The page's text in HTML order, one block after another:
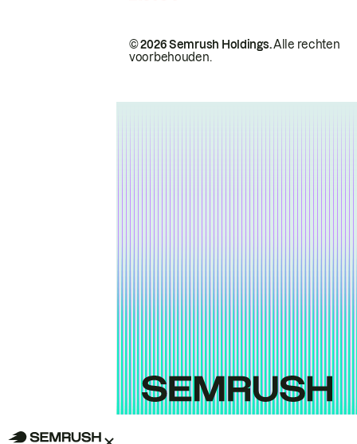
© 2026 Semrush Holdings.Alle rechten
voorbehouden.